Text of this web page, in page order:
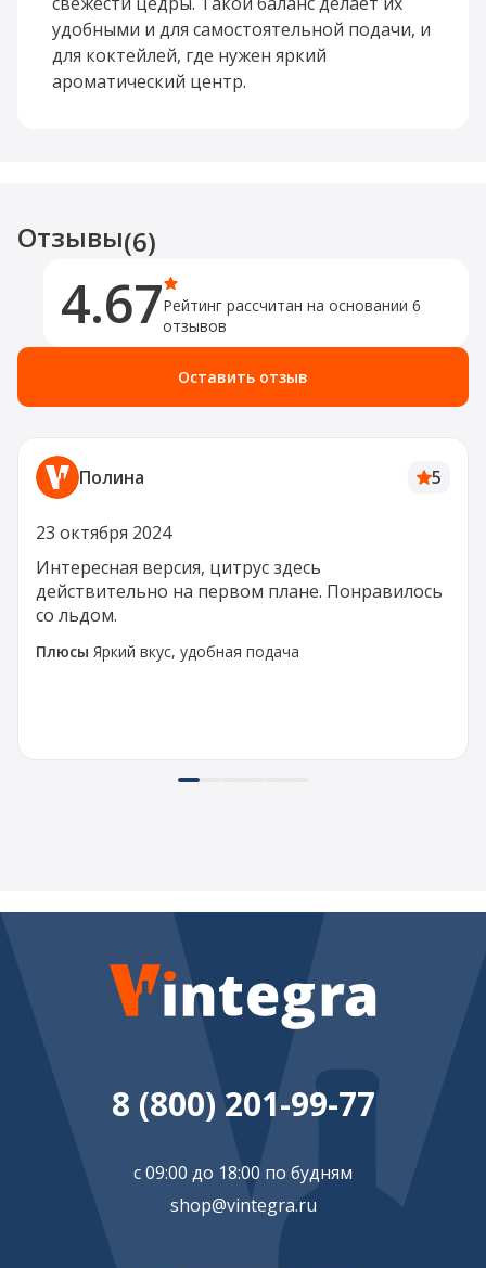
охлаждённым, со льдом, в шотах или
использовать в коктейлях, где нужен
насыщенный апельсиново-биттерный
сладости, цитрусовой свежести и пряного
фона ликёр воспринимается многослойно и
подходит тем, кто ищет более яркий и
современный профиль в категории
травяных ликёров.
удобными и для самостоятельной подачи, и
для коктейлей, где нужен яркий
ароматический центр.
Отзывы(6)
4.67Рейтинг рассчитан на основании 6
отзывов
Оставить отзыв
Полина 5
23 октября 2024
Интересная версия, цитрус здесь
действительно на первом плане. Понравилось
со льдом.
Плюсы Яркий вкус, удобная подача
8 (800) 201-99-77
с 09:00 до 18:00 по будням
shop@vintegra.ru